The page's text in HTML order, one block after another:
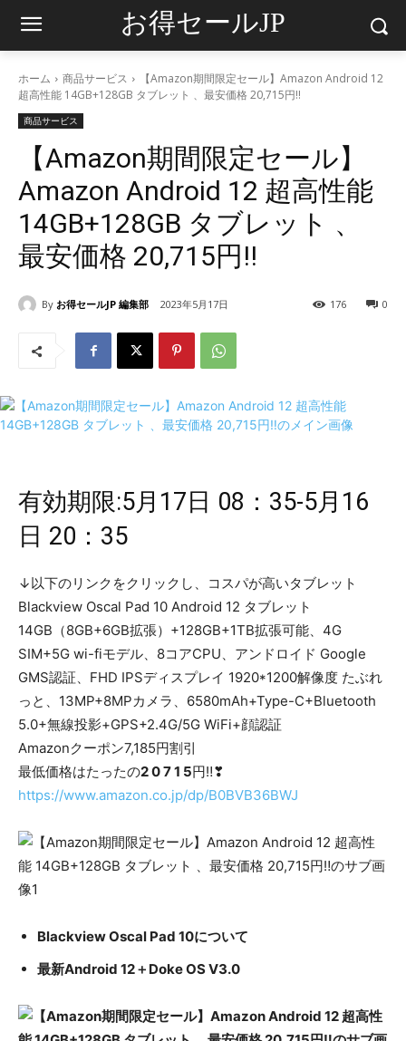
お得セールJP
ホーム 商品サービス
【Amazon期間限定セール】Amazon Android 12
超高性能 14GB+128GB タブレット 、最安価格 20,715円‼
商品サービス
【Amazon期間限定セール】
Amazon Android 12 超高性能
14GB+128GB タブレット 、
最安価格 20,715円‼
By お得セールJP 編集部 2023年5月17日 0
176
有効期限:5月17日 08：35-5月16
日 20：35
↓以下のリンクをクリックし、コスパが高いタブレット
Blackview Oscal Pad 10 Android 12 タブレット
14GB（8GB+6GB拡張）+128GB+1TB拡張可能、4G
SIM+5G wi-fiモデル、8コアCPU、アンドロイド Google
GMS認証、FHD IPSディスプレイ 1920*1200解像度 たぶれ
っと、13MP+8MPカメラ、6580mAh+Type-C+Bluetooth
5.0+無線投影+GPS+2.4G/5G WiFi+顔認証
Amazonクーポン7,185円割引
最低価格はたったの2 0 7 1 5円‼❣
https://www.amazon.co.jp/dp/B0BVB36BWJ
Blackview Oscal Pad 10について
最新Android 12＋Doke OS V3.0